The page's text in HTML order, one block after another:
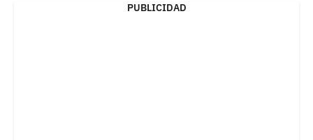
PUBLICIDAD